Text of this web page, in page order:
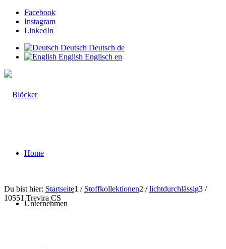
Facebook
Instagram
LinkedIn
Deutsch Deutsch de
English Englisch en
Home
Unternehmen
Du bist hier: Startseite1 / Stoffkollektionen2 / lichtdurchlässig3 /
10551 Trevira CS